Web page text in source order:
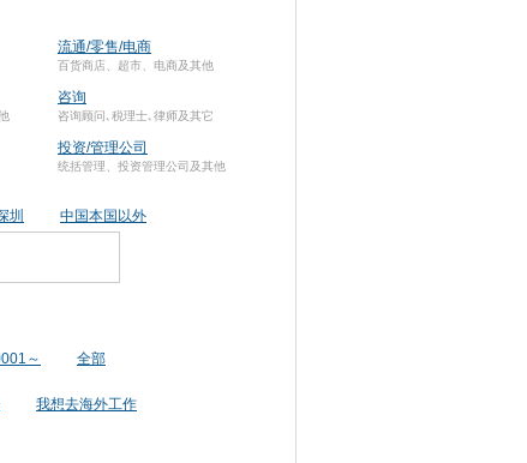
流通/零售/电商
百货商店、超市、电商及其他
咨询
咨询顾问､税理士､律师及其它
投资/管理公司
统括管理、投资管理公司及其他
圳 中国本国以外
～ 全部
我想去海外工作